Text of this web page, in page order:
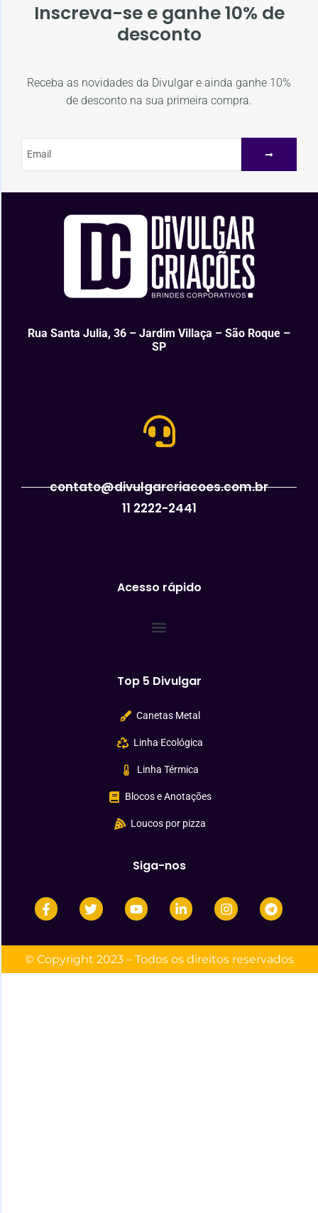
Inscreva-se e ganhe 10% de
desconto
Receba as novidades da Divulgar e ainda ganhe 10%
de desconto na sua primeira compra.
Rua Santa Julia, 36 – Jardim Villaça – São Roque –
SP
contato@divulgarcriacoes.com.br
11 2222-2441
Acesso rápido
Top 5 Divulgar
Canetas Metal
Linha Ecológica
Linha Térmica
Blocos e Anotações
Loucos por pizza
Siga-nos
© Copyright 2023 – Todos os direitos reservados